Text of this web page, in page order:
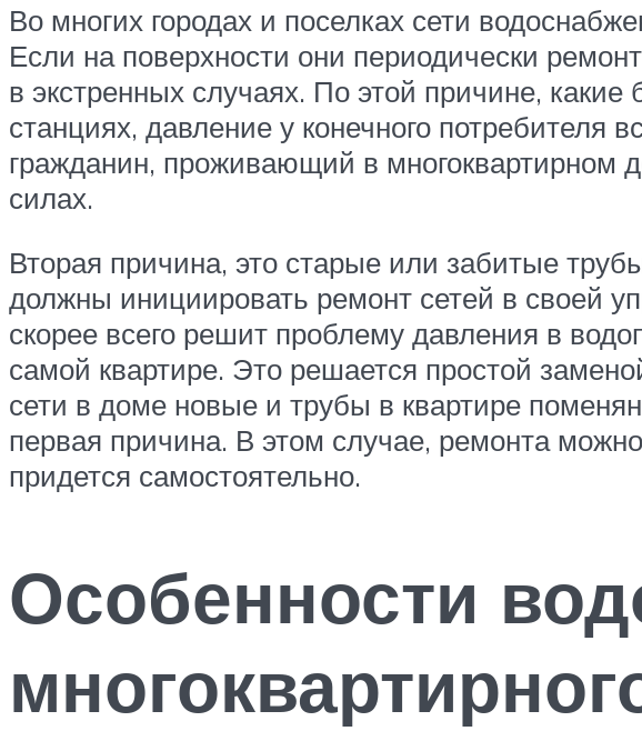
Во многих городах и поселках сети
Если на поверхности они периодически
в экстренных случаях. По этой причине,
станциях, давление у конечного потребителя
гражданин, проживающий в многоквартирном
силах.
Вторая причина, это старые или забитые
должны инициировать ремонт сетей в своей
скорее всего решит проблему давления в
самой квартире. Это решается простой
сети в доме новые и трубы в квартире
первая причина. В этом случае, ремонта
придется самостоятельно.
Особенности